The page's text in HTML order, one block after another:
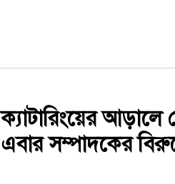
ক্যাটারিংয়ের
এবার সম্পাদকের